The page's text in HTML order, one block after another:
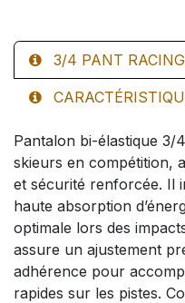
3/4 PANT RACING
Pantalon bi-élastique 3/
skieurs en compétition,
et sécurité renforcée. Il
haute absorption
optimale lors des
assure un ajustement
adhérence pour
rapides sur les pistes.